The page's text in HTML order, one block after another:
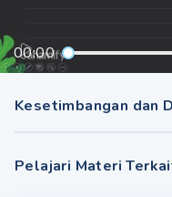
00:00
Kesetimbangan dan
Pelajari Materi